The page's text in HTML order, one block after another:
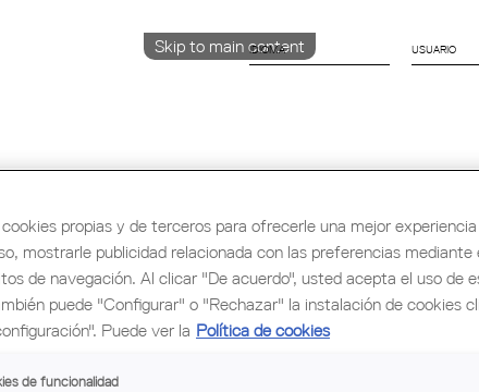
Skip to main content
IDIOMA
y Ocupación Cultura
Congreso
propias y de terceros para ofrecerle una mejor
mostrarle publicidad relacionada con las preferencias mediante
de navegación. Al clicar "De acuerdo", usted acepta el uso de
puede "Configurar" o "Rechazar" la instalación de cookies
Puede ver la Política de cookies
de funcionalidad